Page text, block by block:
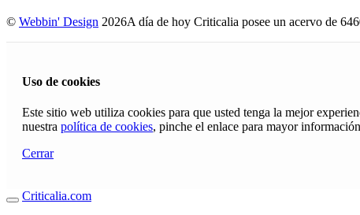
© Webbin' Design 2026A día de hoy Criticalia posee un acervo de
Uso de cookies
Este sitio web utiliza cookies para que usted tenga la mejor
nuestra política de cookies, pinche el enlace para mayor
Cerrar
Criticalia.com